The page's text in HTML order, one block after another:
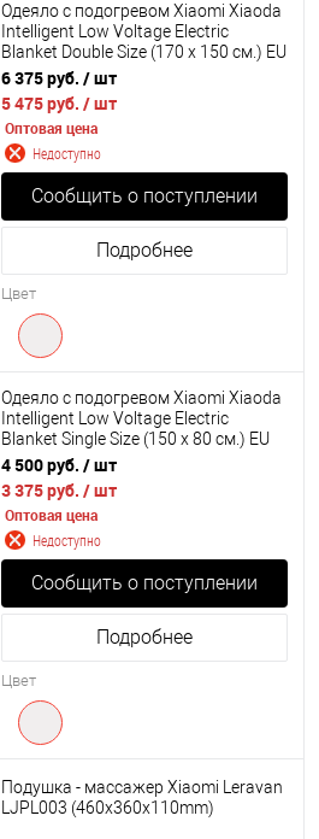
Одеяло с подогревом Xiaomi Xiaoda
Intelligent Low Voltage Electric
Blanket Double Size (170 х 150 см.) EU
6 375 руб. / шт
5 475 руб. / шт
Оптовая цена
Недоступно
Сообщить о поступлении
Подробнее
Цвет
Одеяло с подогревом Xiaomi Xiaoda
Intelligent Low Voltage Electric
Blanket Single Size (150 х 80 см.) EU
4 500 руб. / шт
3 375 руб. / шт
Оптовая цена
Недоступно
Сообщить о поступлении
Подробнее
Цвет
Подушка - массажер Xiaomi Leravan
LJPL003 (460x360x110mm)